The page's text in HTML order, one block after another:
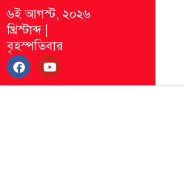
৬ই আগস্ট, ২০২৬
খ্রিস্টাব্দ|
বৃহস্পতিবার